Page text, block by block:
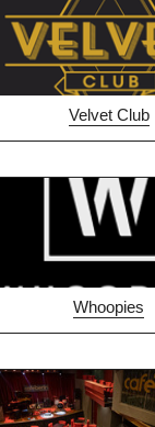
Velvet Club
Whoopies